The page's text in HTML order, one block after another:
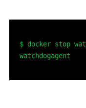
$ docker stop
watchdogagent